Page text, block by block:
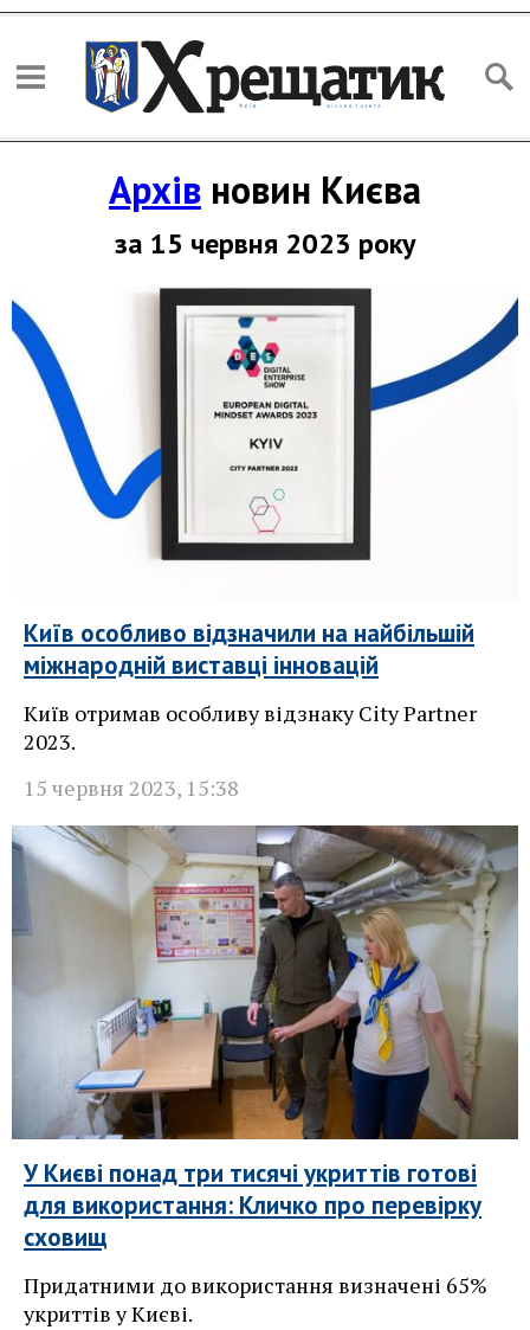
Архів новин Києва
за 15 червня 2023 року
Київ особливо відзначили на найбільшій
міжнародній виставці інновацій
Київ отримав особливу відзнаку City Partner
2023.
15 червня 2023, 15:38
У Києві понад три тисячі укриттів готові
для використання: Кличко про перевірку
сховищ
Придатними до використання визначені 65%
укриттів у Києві.